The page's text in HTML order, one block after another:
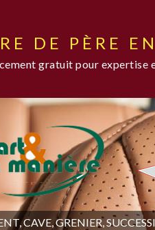
DE PÈRE
gratuit pour expertise
CAVE, GRENIER,